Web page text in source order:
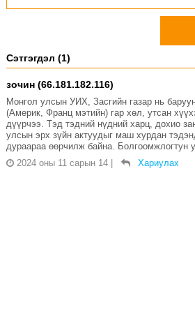
Сэтгэгдэл (1)
зочин (66.181.182.116)
Монгол улсын УИХ, Засгийн газар нь
(Америк, Франц мэтийн) гар хөл, утсан
дүүрчээ. Тэд тэдний нүдний харц, дохио
улсын эрх зүйн актуудыг маш хурдан
дураараа өөрчилж байна. Болгоомжлогтун
2024 оны 11 сарын 14
Хариулах